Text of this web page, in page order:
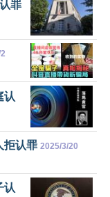
罪
认
拒认罪 2025/3/20
认